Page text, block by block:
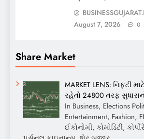
August 7, 2026
0
Share Market
MARKET LENS: નિફ્ટી
રહેતો 24800 તરફ
In Business, Elections
Entertainment, Fashion,
ઈકોનોમી, કોમોડિટી,